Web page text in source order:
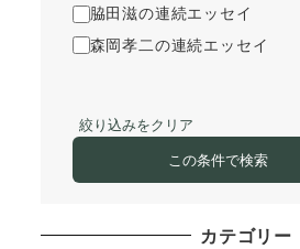
脇田滋の連続エッセイ
森岡孝二の連続エッセイ
絞り込みをクリア
この条件で検索
カテゴリー